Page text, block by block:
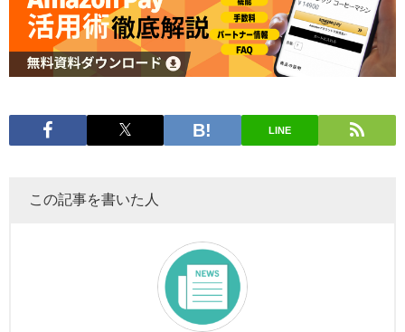
LINE
この記事を書いた人